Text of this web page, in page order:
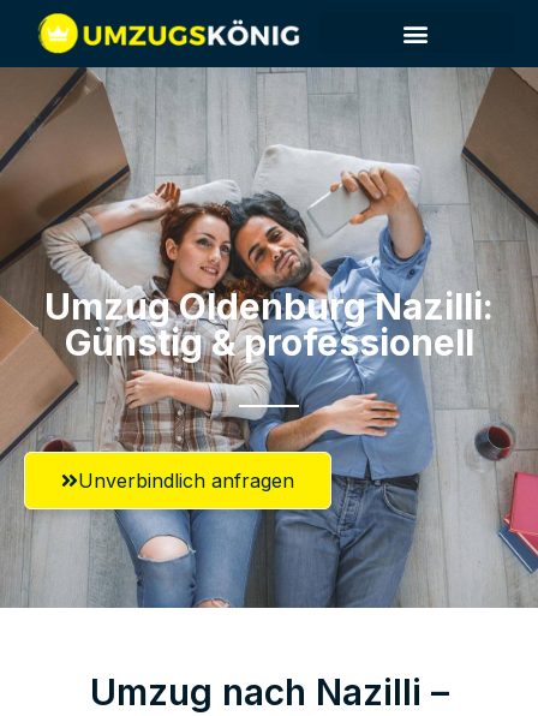
Umzug Oldenburg​ Nazilli:
Günstig & professionell​
Unverbindlich anfragen
Umzug nach Nazilli –